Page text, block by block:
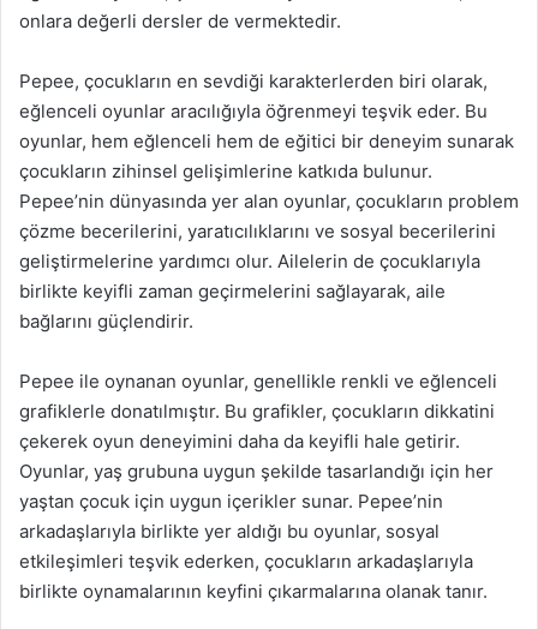
onlara değerli dersler de vermektedir.
Pepee, çocukların en sevdiği karakterlerden biri olarak,
eğlenceli oyunlar aracılığıyla öğrenmeyi teşvik eder. Bu
oyunlar, hem eğlenceli hem de eğitici bir deneyim sunarak
çocukların zihinsel gelişimlerine katkıda bulunur.
Pepee’nin dünyasında yer alan oyunlar, çocukların problem
çözme becerilerini, yaratıcılıklarını ve sosyal becerilerini
geliştirmelerine yardımcı olur. Ailelerin de çocuklarıyla
birlikte keyifli zaman geçirmelerini sağlayarak, aile
bağlarını güçlendirir.
Pepee ile oynanan oyunlar, genellikle renkli ve eğlenceli
grafiklerle donatılmıştır. Bu grafikler, çocukların dikkatini
çekerek oyun deneyimini daha da keyifli hale getirir.
Oyunlar, yaş grubuna uygun şekilde tasarlandığı için her
yaştan çocuk için uygun içerikler sunar. Pepee’nin
arkadaşlarıyla birlikte yer aldığı bu oyunlar, sosyal
etkileşimleri teşvik ederken, çocukların arkadaşlarıyla
birlikte oynamalarının keyfini çıkarmalarına olanak tanır.